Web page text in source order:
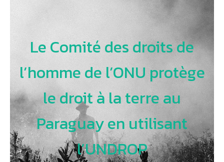
Le Comité des droits de
l’homme de l’ONU protège
le droit à la terre au
Paraguay en utilisant
l’UNDROP